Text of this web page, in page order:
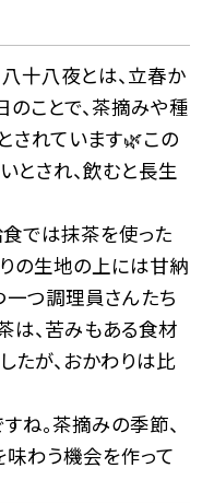
十八夜とは、立春か
ことで、茶摘みや種
されています🌿この
とされ、飲むと長生
では抹茶を使った
の生地の上には甘納
一つ調理員さんたち
は、苦みもある食材
たが、おかわりは比
ね。茶摘みの季節、
わう機会を作って